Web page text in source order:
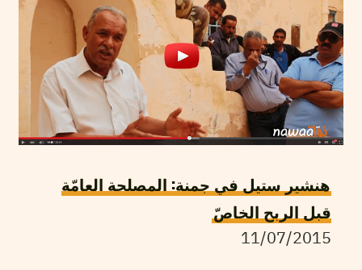
هنشير ستيل في جمنة: المصلحة العامّة
قبل الربح الخاصّ
11/07/2015